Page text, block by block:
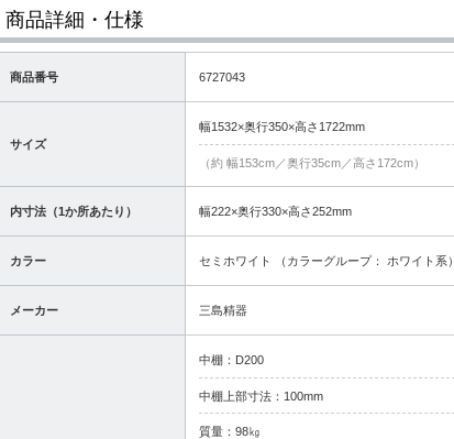
商品詳細・仕様
商品番号 6727043
サイズ
幅1532×奥行350×高さ1722mm
（約 幅153cm／奥行35cm／高さ172cm）
内寸法（1か所あたり） 幅222×奥行330×高さ252mm
カラー セミホワイト （カラーグループ： ホワイト系）
メーカー 三島精器
中棚：D200
中棚上部寸法：100mm
質量：98㎏